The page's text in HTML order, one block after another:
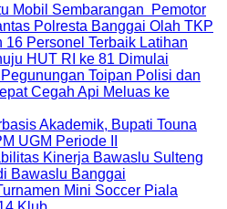
Mobil Sembarangan Pemotor
Polresta Banggai Olah TKP
Personel Terbaik Latihan
HUT RI ke 81 Dimulai
Toipan Polisi dan
Cegah Api Meluas ke
Akademik, Bupati Touna
UGM Periode II
Kinerja Bawaslu Sulteng
Bawaslu Banggai
Mini Soccer Piala